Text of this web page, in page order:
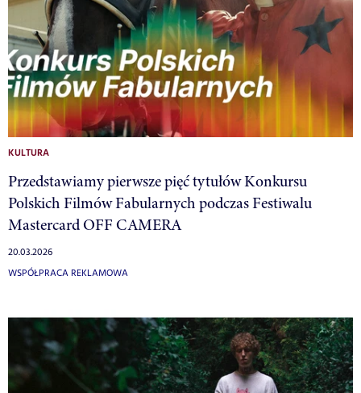
KULTURA
Przedstawiamy pierwsze pięć tytułów Konkursu
Polskich Filmów Fabularnych podczas Festiwalu
Mastercard OFF CAMERA
20.03.2026
WSPÓŁPRACA REKLAMOWA